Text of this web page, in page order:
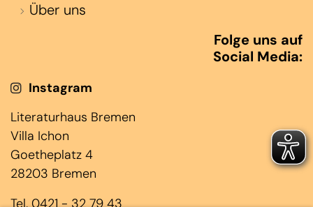
Über uns
Folge uns auf
Social Media:
Instagram
Literaturhaus Bremen
Villa Ichon
Goetheplatz 4
28203 Bremen
Tel. 0421 - 32 79 43